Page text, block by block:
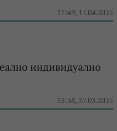
11:49, 17.04.2025
индивидуално
13:38, 27.03.2025